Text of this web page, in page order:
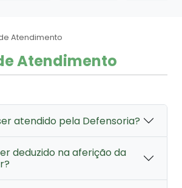
Atendimento
Atendimento
atendido pela Defensoria?
deduzido na aferição da